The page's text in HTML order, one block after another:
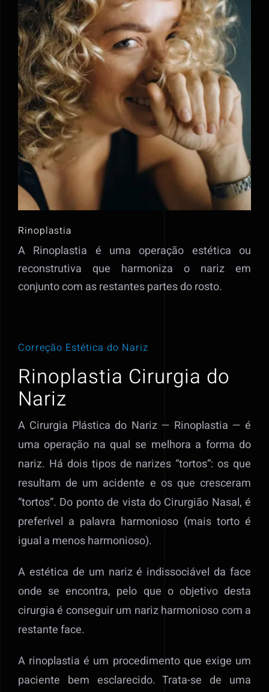
Rinoplastia
A Rinoplastia é uma operação estética ou
reconstrutiva que harmoniza o nariz em
conjunto com as restantes partes do rosto.
Correção Estética do Nariz
Rinoplastia Cirurgia do
Nariz
A Cirurgia Plástica do Nariz — Rinoplastia — é
uma operação na qual se melhora a forma do
nariz. Há dois tipos de narizes “tortos”: os que
resultam de um acidente e os que cresceram
“tortos”. Do ponto de vista do Cirurgião Nasal, é
preferível a palavra harmonioso (mais torto é
igual a menos harmonioso).
A estética de um nariz é indissociável da face
onde se encontra, pelo que o objetivo desta
cirurgia é conseguir um nariz harmonioso com a
restante face.
A rinoplastia é um procedimento que exige um
paciente bem esclarecido. Trata-se de uma